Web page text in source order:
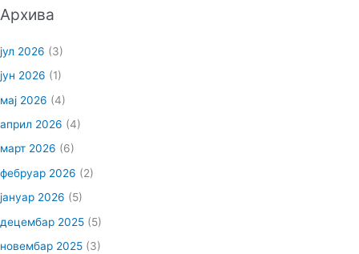
Архива
јул 2026 (3)
јун 2026 (1)
мај 2026 (4)
април 2026 (4)
март 2026 (6)
фебруар 2026 (2)
јануар 2026 (5)
децембар 2025 (5)
новембар 2025 (3)